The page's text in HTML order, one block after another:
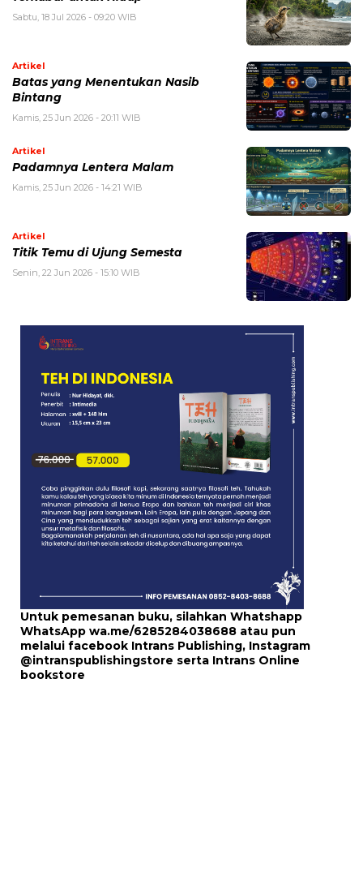
Sabtu, 18 Jul 2026 - 09:20 WIB
Artikel
Batas yang Menentukan Nasib
Bintang
Kamis, 25 Jun 2026 - 20:11 WIB
Artikel
Padamnya Lentera Malam
Kamis, 25 Jun 2026 - 14:21 WIB
Artikel
Titik Temu di Ujung Semesta
Senin, 22 Jun 2026 - 15:10 WIB
Untuk pemesanan buku, silahkan Whatshapp
WhatsApp wa.me/6285284038688 atau pun
melalui facebook Intrans Publishing, Instagram
@intranspublishingstore serta Intrans Online
bookstore